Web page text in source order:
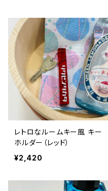
レトロなルームキー風 キー
ホルダー（レッド）
¥2,420